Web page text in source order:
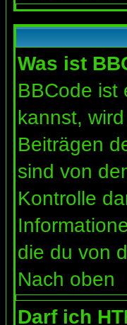
Was ist
BBCode ist
kannst,
Beiträgen
sind von
Kontrolle
die du von
Nach oben
Darf ich